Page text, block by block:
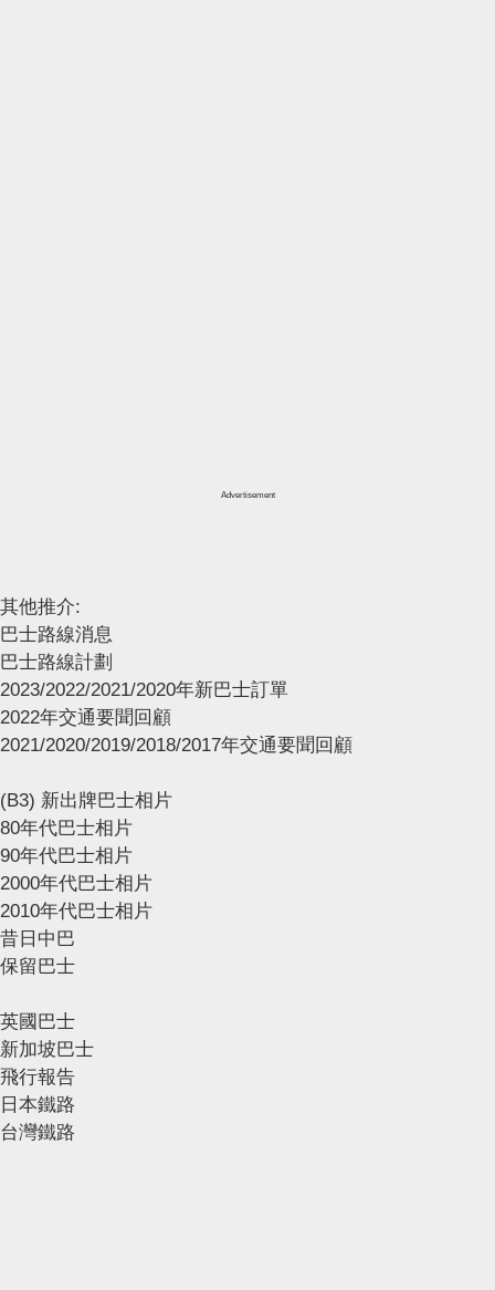
Advertisement
其他推介:
巴士路線消息
巴士路線計劃
2023/2022/2021/2020年新巴士訂單
2022年交通要聞回顧
2021/2020/2019/2018/2017年交通要聞回顧
(B3) 新出牌巴士相片
80年代巴士相片
90年代巴士相片
2000年代巴士相片
2010年代巴士相片
昔日中巴
保留巴士
英國巴士
新加坡巴士
飛行報告
日本鐵路
台灣鐵路